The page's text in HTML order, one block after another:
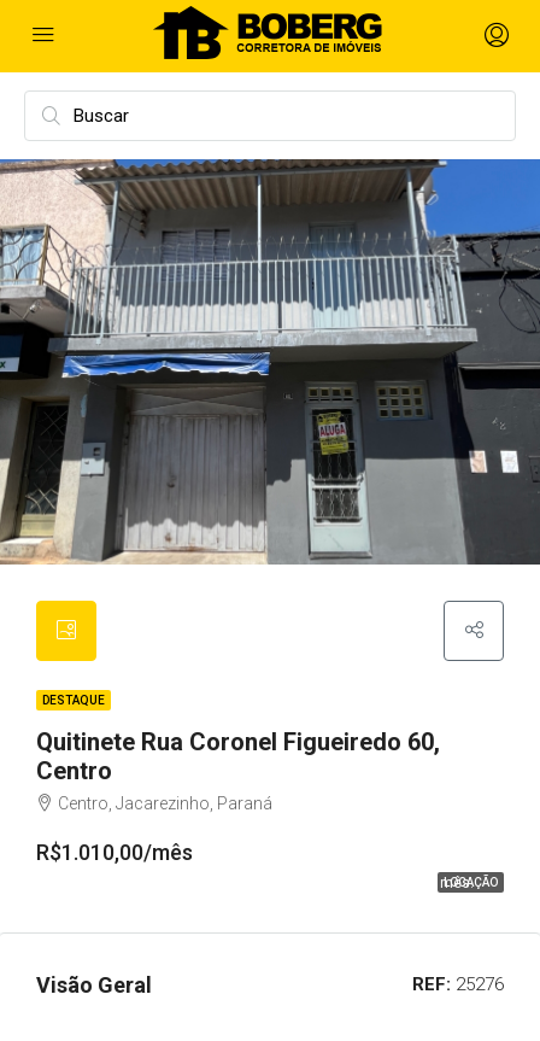
DESTAQUE
Quitinete Rua Coronel Figueiredo 60,
Centro
Centro, Jacarezinho, Paraná
R$1.010,00/mês
para pagamento em dia a partir do 2º mês.
LOCAÇÃO
Visão Geral REF: 25276